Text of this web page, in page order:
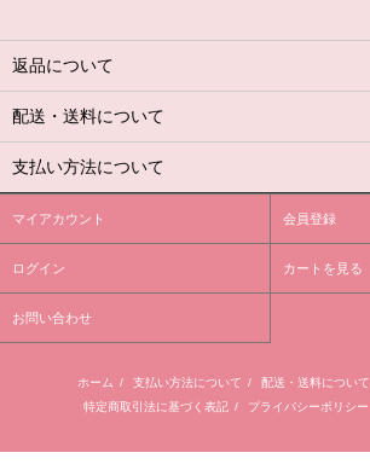
返品について
配送・送料について
支払い方法について
マイアカウント 会員登録
ログイン カートを見る
お問い合わせ
ホーム / 支払い方法について / 配送・送料について
特定商取引法に基づく表記 / プライバシーポリシー